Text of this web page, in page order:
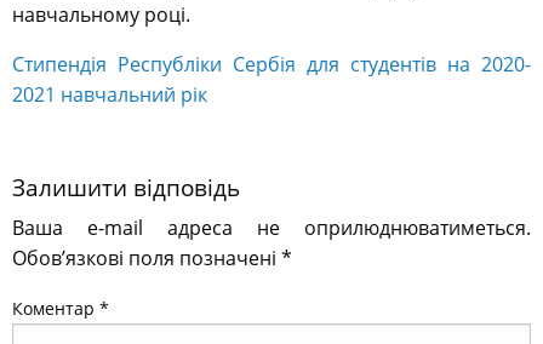
навчальному році.
Стипендія Республіки Сербія для студентів на 2020-
2021 навчальний рік
Залишити відповідь
Ваша e-mail адреса не оприлюднюватиметься.
Обов’язкові поля позначені *
Коментар *